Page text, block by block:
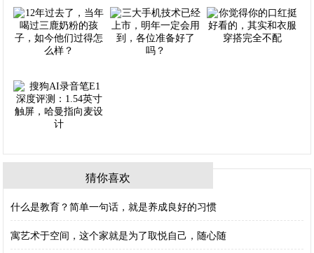
猜你喜欢
什么是教育？简单一句话，就是养成良好的习惯
寓艺术于空间，这个家就是为了取悦自己，随心随